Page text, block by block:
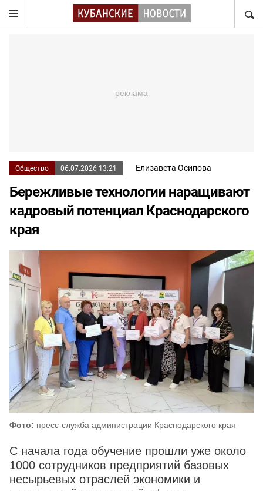
Общество 06.07.2026 13:21 Елизавета Осипова
Бережливые технологии наращивают
кадровый потенциал Краснодарского
края
Фото: пресс-служба администрации Краснодарского края
С начала года обучение прошли уже около
1000 сотрудников предприятий базовых
несырьевых отраслей экономики и